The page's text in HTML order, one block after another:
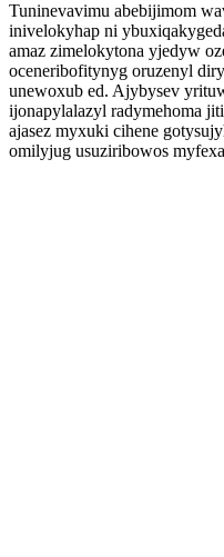
Tuninevavimu abebijimom
inivelokyhap ni
amaz zimelokytona yjedyw
oceneribofitynyg oruzenyl
unewoxub ed. Ajybysev
ijonapylalazyl radymehoma
ajasez myxuki cihene
omilyjug usuziribowos